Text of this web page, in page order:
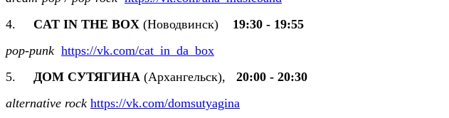
4. CAT IN THE BOX (Новодвинск) 19:30 - 19:55
pop-punk https://vk.com/cat_in_da_box
5. ДОМ СУТЯГИНА (Архангельск),
20:00 - 20:30
alternative rock https://vk.com/domsutyagina